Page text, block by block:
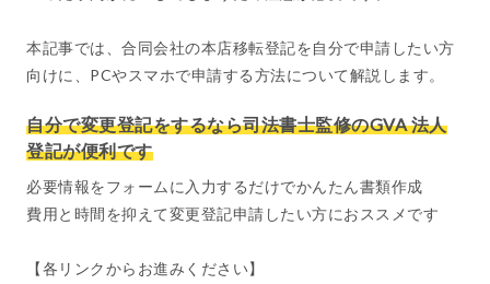
本記事では、合同会社の本店移転登記を自分で申請したい方
向けに、PCやスマホで申請する方法について解説します。
自分で変更登記をするなら司法書士監修のGVA 法人
登記が便利です
必要情報をフォームに入力するだけでかんたん書類作成
費用と時間を抑えて変更登記申請したい方におススメです
【各リンクからお進みください】